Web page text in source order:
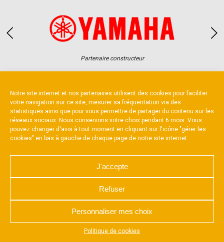
Notre site internet et nos partenaires utilisent des cookies pour faciliter
votre navigation sur ce site, mesurer sa fréquentation via des
statistiques ainsi que pour vous permettre de partager du contenu sur les
réseaux sociaux. Nous conservons votre choix pendant 6 mois. Vous
pouvez changer d'avis à tout moment en cliquant sur l'icône "gérer les
cookies" en bas à gauche de chaque page de notre site internet.
J'accepte
Refuser
Personnaliser mes choix
Politique de cookies
Appuyez sur le bouton partager en bas de votre
Partenaire constructeur
NOUS CONTACTER
MENTIONS LÉGALES
CHARTE DE CONFIDENTIALITÉ
POLITIQUE D’UTILISATION DES COOKIES